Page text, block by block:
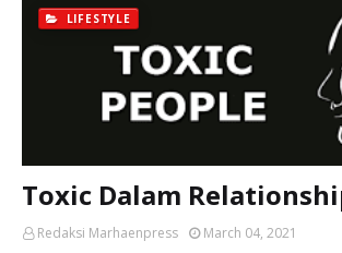
LIFESTYLE
Toxic Dalam
Redaksi Marhaenpress March 04, 2021